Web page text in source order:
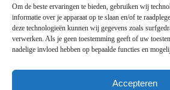
Om de beste ervaringen te bieden, gebruiken wij
informatie over je apparaat op te slaan en/of te
deze technologieën kunnen wij gegevens zoals
verwerken. Als je geen toestemming geeft of uw
nadelige invloed hebben op bepaalde functies en
Accepteren
Snel naar
Presentaties